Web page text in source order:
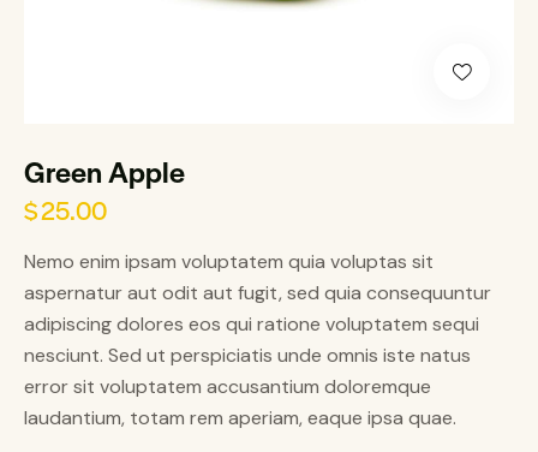
Green Apple
$25.00
Nemo enim ipsam voluptatem quia voluptas sit
aspernatur aut odit aut fugit, sed quia consequuntur
adipiscing dolores eos qui ratione voluptatem sequi
nesciunt. Sed ut perspiciatis unde omnis iste natus
error sit voluptatem accusantium doloremque
laudantium, totam rem aperiam, eaque ipsa quae.